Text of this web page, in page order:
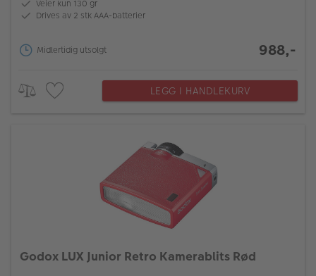
Veier kun 130 gr
Drives av 2 stk AAA-batterier
Midlertidig utsolgt 988,-
LEGG I HANDLEKURV
Godox LUX Junior Retro Kamerablits Rød